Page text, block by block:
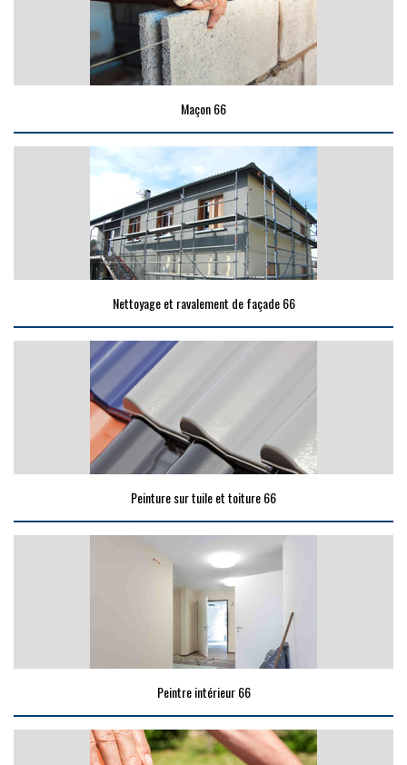
Maçon 66
Nettoyage et ravalement de façade 66
Peinture sur tuile et toiture 66
Peintre intérieur 66